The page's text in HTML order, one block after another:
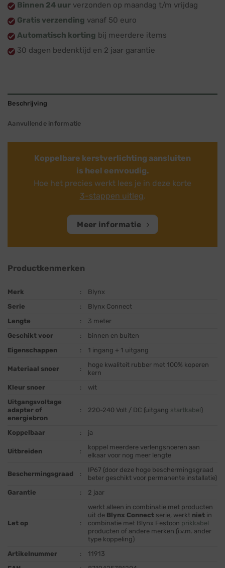
Binnen 24 uur verzonden op maandag t/m vrijdag
Gratis verzending vanaf 50 euro
Automatisch korting bij meerdere items
30 dagen bedenktijd en 2 jaar garantie
Beschrijving
Aanvullende informatie
Koppelbare kerstverlichting aansluiten
is heel eenvoudig.
Hoe het precies werkt lees je in deze korte
3-stappen uitleg.
Meer informatie
Productkenmerken
Merk :
Blynx
Serie
:
Blynx Connect
Lengte
:
3 meter
Geschikt voor
:
binnen en buiten
Eigenschappen
: 1 ingang + 1 uitgang
Materiaal snoer :
hoge kwaliteit rubber met 100% koperen
kern
Kleur snoer
:
wit
Uitgangsvoltage
adapter of
energiebron
: 220-240 Volt / DC (uitgang startkabel)
Koppelbaar : ja
Uitbreiden :
koppel meerdere verlengsnoeren aan
elkaar voor nog meer lengte
Beschermingsgraad :
IP67 (door deze hoge beschermingsgraad
beter geschikt voor permanente installatie)
Garantie
: 2 jaar
Let op :
werkt alleen in combinatie met producten
uit de Blynx Connect serie, werkt niet in
combinatie met Blynx Festoon prikkabel
producten of andere merken (i.v.m. ander
type koppeling)
Artikelnummer
:
11913